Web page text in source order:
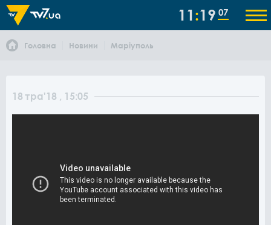
11 19 07
Головна Новини Маріуполь
18 тра'18 , 15:05